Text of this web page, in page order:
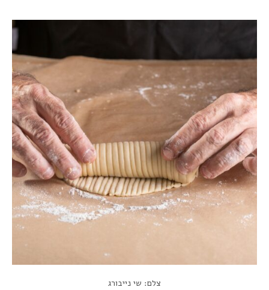
צלם: שי נייבורג